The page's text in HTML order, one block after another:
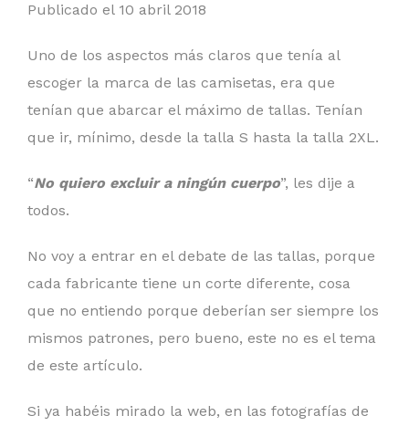
Publicado el 10 abril 2018
Uno de los aspectos más claros que tenía al
escoger la marca de las camisetas, era que
tenían que abarcar el máximo de tallas. Tenían
que ir, mínimo, desde la talla S hasta la talla 2XL.
“No quiero excluir a ningún cuerpo”, les dije a
todos.
No voy a entrar en el debate de las tallas, porque
cada fabricante tiene un corte diferente, cosa
que no entiendo porque deberían ser siempre los
mismos patrones, pero bueno, este no es el tema
de este artículo.
Si ya habéis mirado la web, en las fotografías de